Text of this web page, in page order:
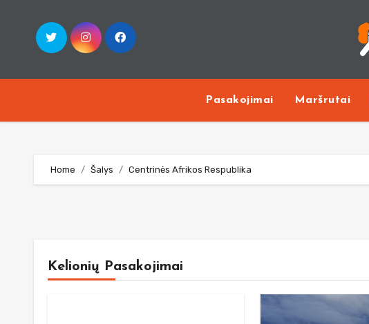
content
Pasakojimai Maršrutai
Home Šalys Centrinės Afrikos Respublika
Kelionių Pasakojimai